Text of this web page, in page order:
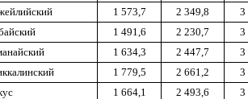
1 573,7 2 349,8 3
1 491,6 2 230,7 3
1 634,3 2 447,7 3
1 779,5 2 661,2 3
1 664,1 2 493,6 3